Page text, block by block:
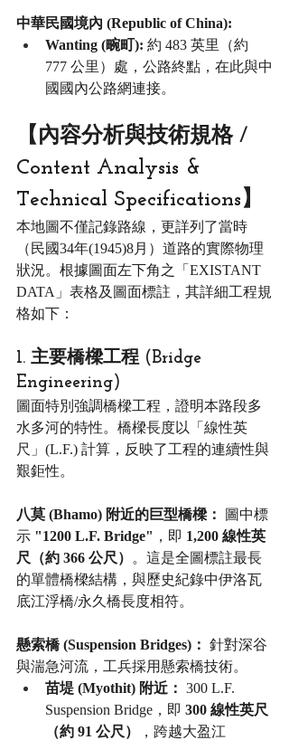
中華民國境內 (Republic of China):
Wanting (畹町): 約 483 英里（約
777 公里）處，公路終點，在此與中
國國內公路網連接。
【內容分析與技術規格 /
Content Analysis &
Technical Specifications】
本地圖不僅記錄路線，更詳列了當時
（民國34年(1945)8月）道路的實際物理
狀況。根據圖面左下角之「EXISTANT
DATA」表格及圖面標註，其詳細工程規
格如下：
1. 主要橋樑工程 (Bridge
Engineering)
圖面特別強調橋樑工程，證明本路段多
水多河的特性。橋樑長度以「線性英
尺」(L.F.) 計算，反映了工程的連續性與
艱鉅性。
八莫 (Bhamo) 附近的巨型橋樑：
圖中標
示 "1200 L.F. Bridge" ，即 1,200 線性英
尺（約 366 公尺）
。這是全圖標註最長
的單體橋樑結構，與歷史紀錄中伊洛瓦
底江浮橋/永久橋長度相符。
懸索橋 (Suspension Bridges)： 針對深谷
與湍急河流，工兵採用懸索橋技術。
苗堤 (Myothit) 附近： 300 L.F.
Suspension Bridge，即 300 線性英尺
（約 91 公尺）
，跨越大盈江